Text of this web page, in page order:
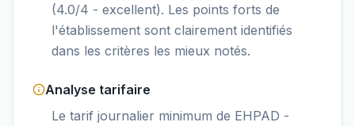
(4.0/4 - excellent). Les points forts de
l'établissement sont clairement identifiés
dans les critères les mieux notés.
Analyse tarifaire
Le tarif journalier minimum de EHPAD -